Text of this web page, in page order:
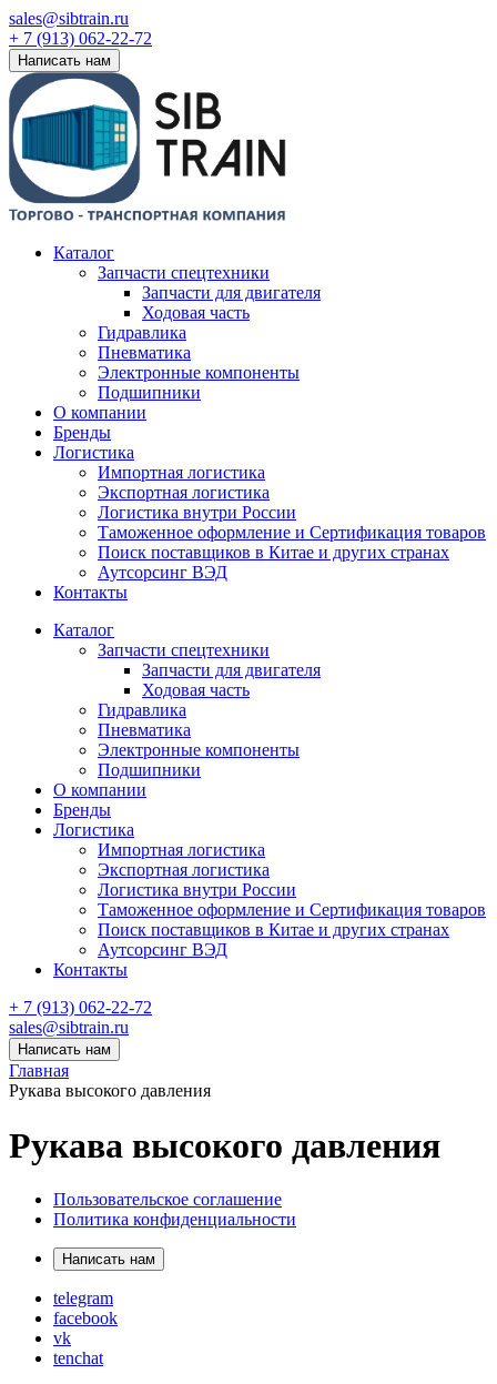
sales@sibtrain.ru
+ 7 (913) 062-22-72
Написать нам
Каталог
Запчасти спецтехники
Запчасти для двигателя
Ходовая часть
Гидравлика
Пневматика
Электронные компоненты
Подшипники
О компании
Бренды
Логистика
Импортная логистика
Экспортная логистика
Логистика внутри России
Таможенное оформление и Сертификация товаров
Поиск поставщиков в Китае и других странах
Аутсорсинг ВЭД
Контакты
Каталог
Запчасти спецтехники
Запчасти для двигателя
Ходовая часть
Гидравлика
Пневматика
Электронные компоненты
Подшипники
О компании
Бренды
Логистика
Импортная логистика
Экспортная логистика
Логистика внутри России
Таможенное оформление и Сертификация товаров
Поиск поставщиков в Китае и других странах
Аутсорсинг ВЭД
Контакты
+ 7 (913) 062-22-72
sales@sibtrain.ru
Написать нам
Главная
Рукава высокого давления
Рукава высокого давления
Пользовательское соглашение
Политика конфиденциальности
Написать нам
telegram
facebook
vk
tenchat